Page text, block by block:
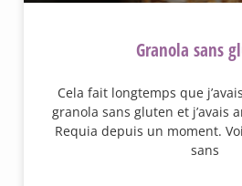
Granola sans
Cela fait longtemps que
granola sans gluten et j’avais
Requia depuis un moment.
sans